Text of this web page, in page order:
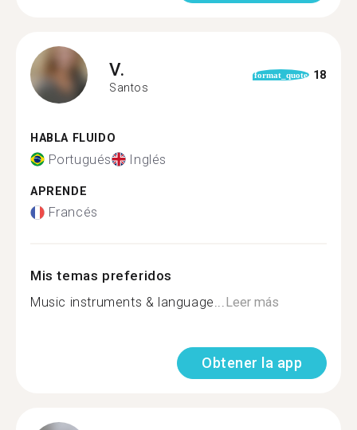
V.
Santos
format_quote 18
HABLA FLUIDO
Portugués Inglés
APRENDE
Francés
Mis temas preferidos
Music instruments & language...Leer más
Obtener la app